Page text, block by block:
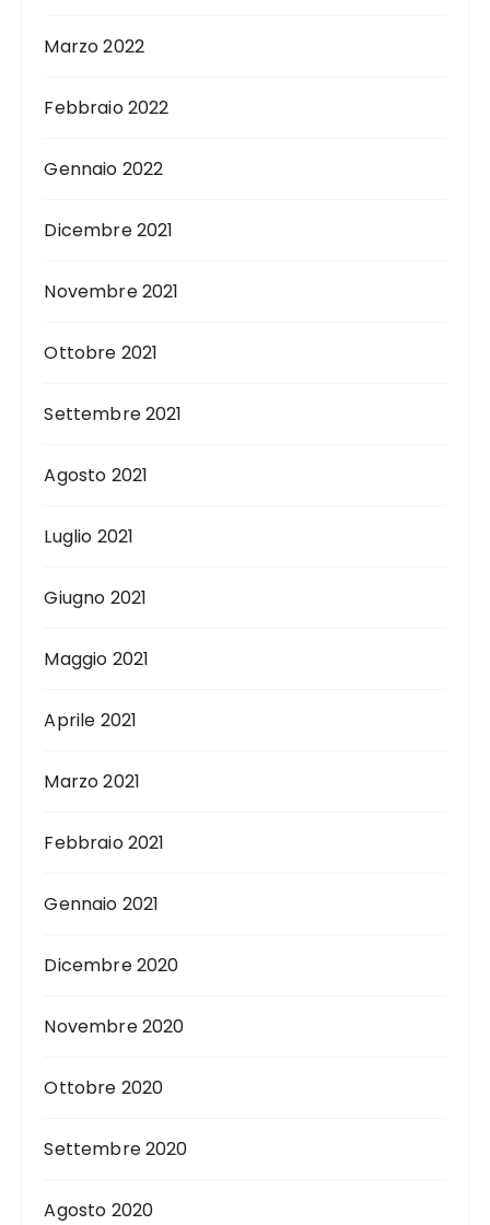
Marzo 2022
Febbraio 2022
Gennaio 2022
Dicembre 2021
Novembre 2021
Ottobre 2021
Settembre 2021
Agosto 2021
Luglio 2021
Giugno 2021
Maggio 2021
Aprile 2021
Marzo 2021
Febbraio 2021
Gennaio 2021
Dicembre 2020
Novembre 2020
Ottobre 2020
Settembre 2020
Agosto 2020